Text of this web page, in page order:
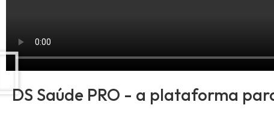
DS Saúde PRO - a plataforma